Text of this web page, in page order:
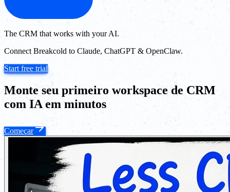
The CRM that works with your AI.
Connect Breakcold to Claude, ChatGPT & OpenClaw.
Start free trial
Monte seu primeiro workspace de CRM
com IA em minutos
Começar